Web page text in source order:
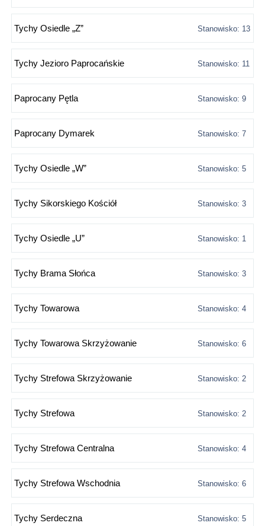
Tychy Osiedle „Z” Stanowisko: 13
Tychy Jezioro Paprocańskie Stanowisko: 11
Paprocany Pętla Stanowisko: 9
Paprocany Dymarek Stanowisko: 7
Tychy Osiedle „W” Stanowisko: 5
Tychy Sikorskiego Kościół Stanowisko: 3
Tychy Osiedle „U” Stanowisko: 1
Tychy Brama Słońca Stanowisko: 3
Tychy Towarowa Stanowisko: 4
Tychy Towarowa Skrzyżowanie Stanowisko: 6
Tychy Strefowa Skrzyżowanie Stanowisko: 2
Tychy Strefowa Stanowisko: 2
Tychy Strefowa Centralna Stanowisko: 4
Tychy Strefowa Wschodnia Stanowisko: 6
Tychy Serdeczna Stanowisko: 5